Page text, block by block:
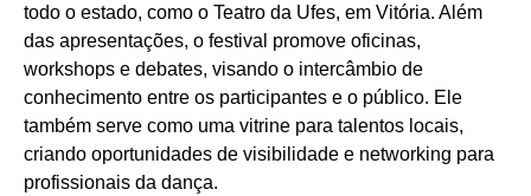
todo o estado, como o Teatro da Ufes, em Vitória. Além
das apresentações, o festival promove oficinas,
workshops e debates, visando o intercâmbio de
conhecimento entre os participantes e o público. Ele
também serve como uma vitrine para talentos locais,
criando oportunidades de visibilidade e networking para
profissionais da dança.